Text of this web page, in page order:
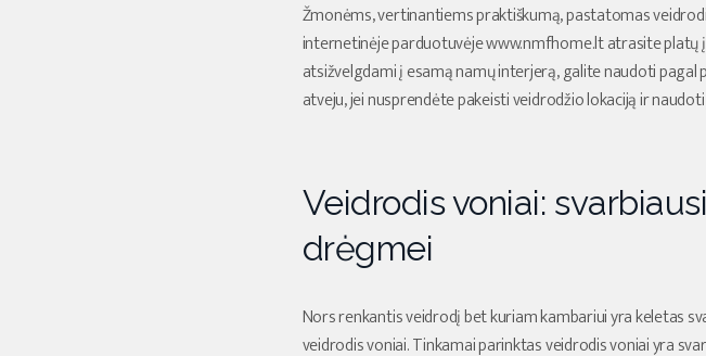
Žmonėms, vertinantiems praktiškumą, pastatomas
internetinėje parduotuvėje www.nmfhome.lt atrasite platų
atsižvelgdami į esamą namų interjerą, galite naudoti
atveju, jei nusprendėte pakeisti veidrodžio lokaciją ir
Veidrodis voniai:
drėgmei
Nors renkantis veidrodį bet kuriam kambariui yra keletas
veidrodis voniai. Tinkamai parinktas veidrodis voniai yra